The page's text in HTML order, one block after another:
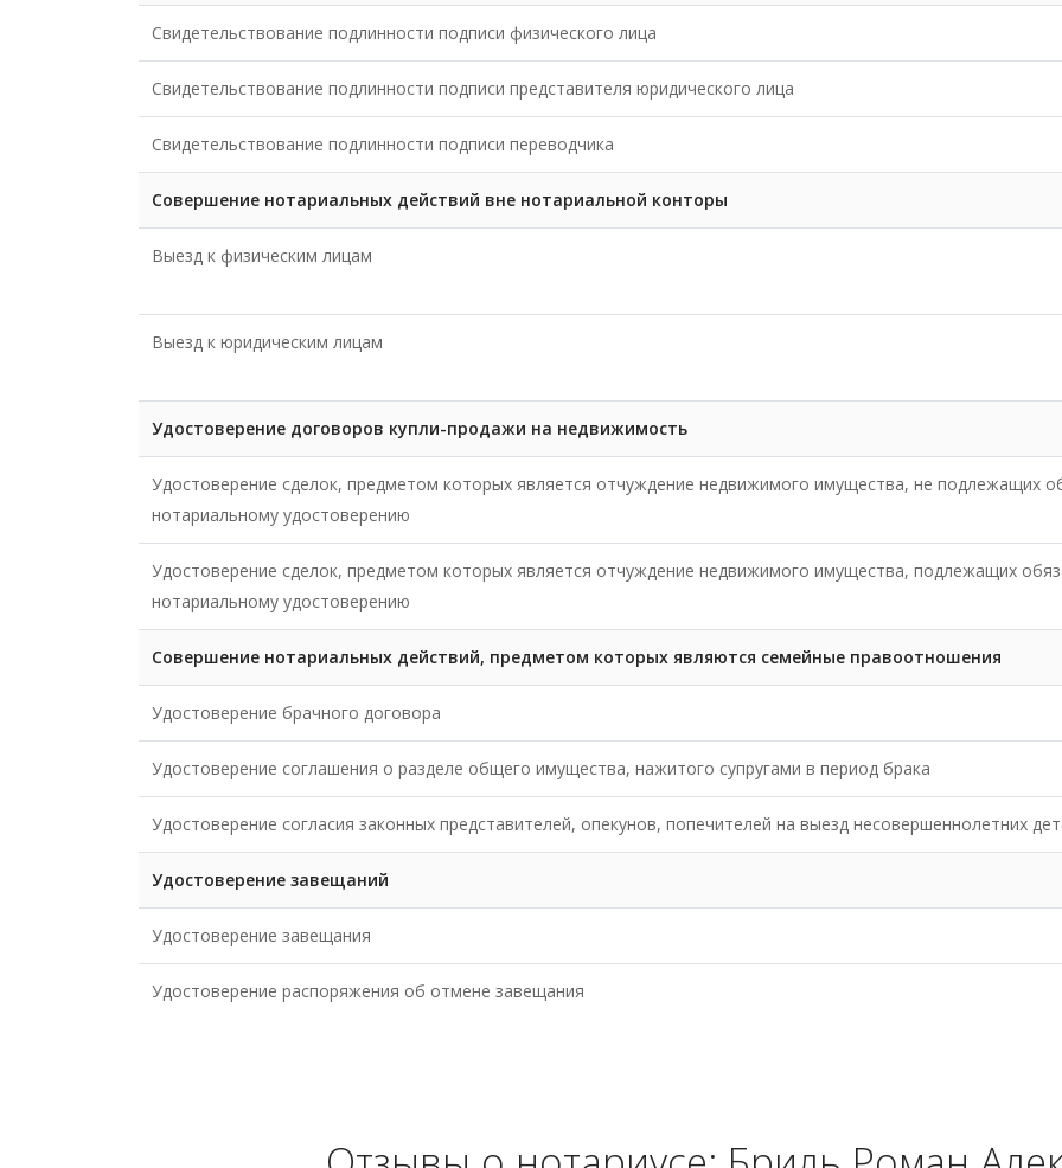
Свидетельствование подлинности подписи физического лица
Свидетельствование подлинности подписи представителя юридического лица
Свидетельствование подлинности подписи переводчика
Совершение нотариальных действий вне нотариальной конторы
Выезд к физическим лицам
Выезд к юридическим лицам
Удостоверение договоров купли-продажи на недвижимость
Удостоверение сделок, предметом которых является отчуждение недвижимого имущества, не подлежащих
нотариальному удостоверению
Удостоверение сделок, предметом которых является отчуждение недвижимого имущества, подлежащих
нотариальному удостоверению
Совершение нотариальных действий, предметом которых являются семейные правоотношения
Удостоверение брачного договора
Удостоверение соглашения о разделе общего имущества, нажитого супругами в период брака
Удостоверение согласия законных представителей, опекунов, попечителей на выезд несовершеннолетних
Удостоверение завещаний
Удостоверение завещания
Удостоверение распоряжения об отмене завещания